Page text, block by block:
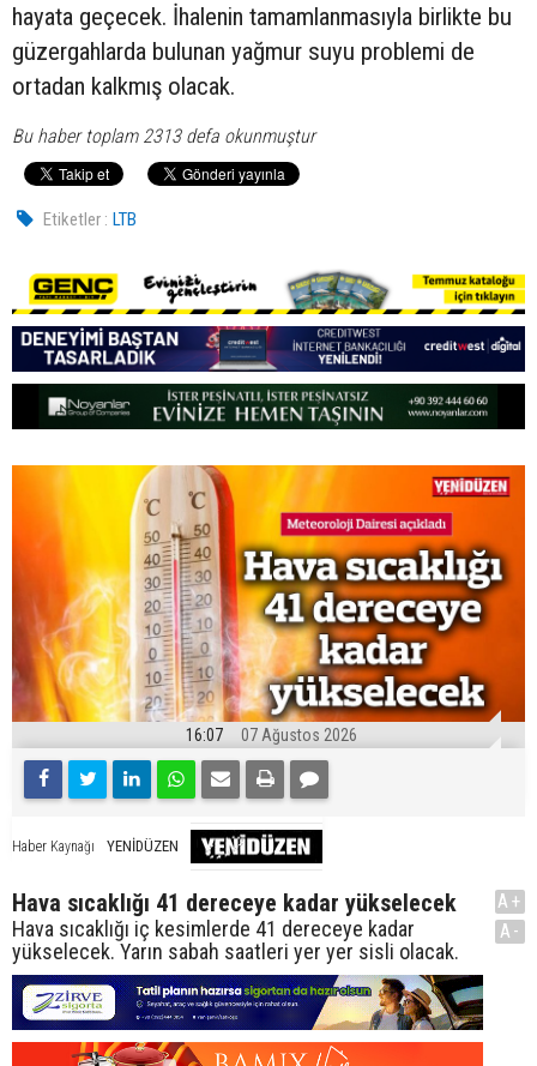
hayata geçecek. İhalenin tamamlanmasıyla birlikte bu
güzergahlarda bulunan yağmur suyu problemi de
ortadan kalkmış olacak.
Bu haber toplam 2313 defa okunmuştur
Etiketler : LTB
16:07 07 Ağustos 2026
Haber Kaynağı YENİDÜZEN
Hava sıcaklığı 41 dereceye kadar yükselecek
Hava sıcaklığı iç kesimlerde 41 dereceye kadar
yükselecek. Yarın sabah saatleri yer yer sisli olacak.
A+
A-